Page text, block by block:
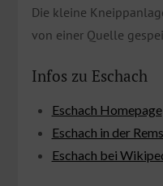
Die kleine
von einer Quelle
Infos zu Eschach
Eschach Homepage
Eschach in der
Eschach bei